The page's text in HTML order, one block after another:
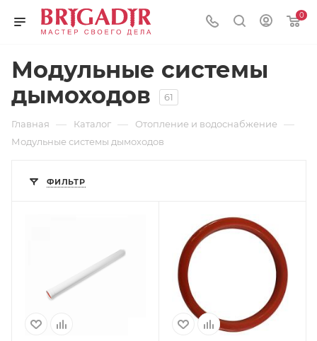
0
Модульные системы
дымоходов
61
Главная — Каталог — Отопление и водоснабжение —
Модульные системы дымоходов
ФИЛЬТР